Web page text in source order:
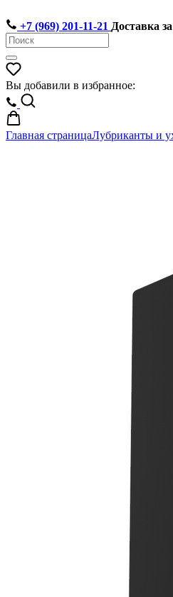
+7 (969) 201-11-21 Доставка
Вы добавили в избранное:
Главная страницаЛубриканты и